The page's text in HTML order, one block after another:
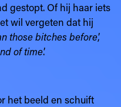
gestopt. Of hij haar iets
wil vergeten dat hij
those bitches before,’
of time.’
het beeld en schuift